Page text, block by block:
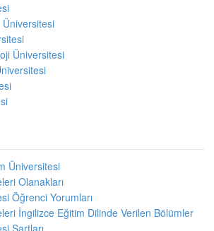
Üniversitesi
Üniversitesi
Olanakları
Öğrenci Yorumları
İngilizce Eğitim Dilinde Verilen Bölümler
Şartları